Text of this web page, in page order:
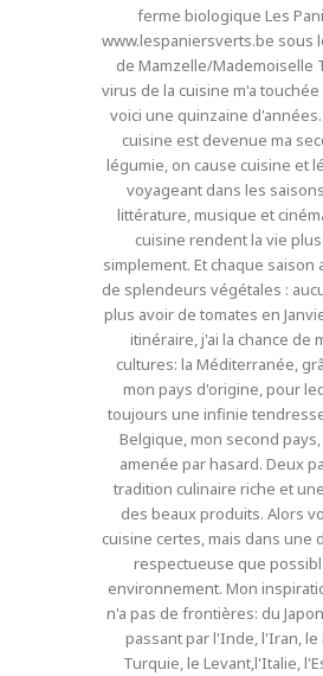
ferme biologique Les
www.lespaniersverts.be sous
de Mamzelle/Mademoiselle
virus de la cuisine m'a
voici une quinzaine
cuisine est devenue ma
légumie, on cause cuisine et
voyageant dans les
littérature, musique et
cuisine rendent la vie
simplement. Et chaque saison
de splendeurs végétales :
plus avoir de tomates en
itinéraire, j'ai la chance de
cultures: la Méditerranée,
mon pays d'origine, pour
toujours une infinie
Belgique, mon second pays,
amenée par hasard. Deux
tradition culinaire riche et
des beaux produits. Alors
cuisine certes, mais dans une
respectueuse que
environnement. Mon
n'a pas de frontières: du
passant par l'Inde, l'Iran, le
Turquie, le Levant,l'Italie,